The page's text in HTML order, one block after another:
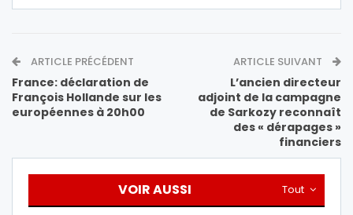
ARTICLE PRÉCÉDENT
France: déclaration de
François Hollande sur les
européennes à 20h00
ARTICLE SUIVANT
L’ancien directeur
adjoint de la campagne
de Sarkozy reconnaît
des « dérapages »
financiers
Tout
VOIR AUSSI